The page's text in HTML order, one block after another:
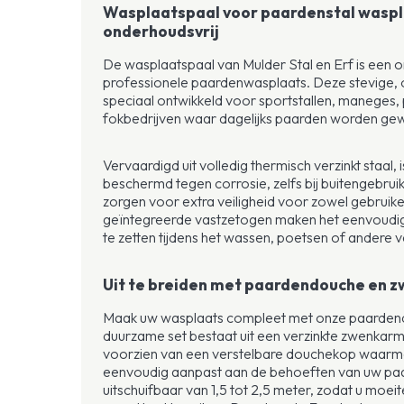
Wasplaatspaal voor paardenstal
onderhoudsvrij
De wasplaatspaal van Mulder Stal en Erf is een
professionele paardenwasplaats. Deze stevige,
speciaal ontwikkeld voor sportstallen, maneges,
fokbedrijven waar dagelijks paarden worden
Vervaardigd uit volledig thermisch verzinkt staal,
beschermd tegen corrosie, zelfs bij
zorgen voor extra veiligheid voor zowel
geïntegreerde vastzetogen maken het
te zetten tijdens het wassen, poetsen of andere
Uit te breiden met paardendouche en
Maak uw wasplaats compleet met onze
duurzame set bestaat uit een verzinkte
voorzien van een verstelbare douchekop
eenvoudig aanpast aan de behoeften van uw
uitschuifbaar van 1,5 tot 2,5 meter, zodat u